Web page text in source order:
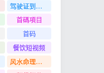
驾驶证到期换证
首碼項目
首码
餐饮短视频
风水命理项目